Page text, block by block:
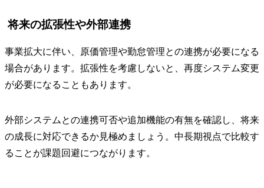
将来の拡張性や外部連携
事業拡大に伴い、原価管理や勤怠管理との連携が必要になる
場合があります。拡張性を考慮しないと、再度システム変更
が必要になることもあります。
外部システムとの連携可否や追加機能の有無を確認し、将来
の成長に対応できるか見極めましょう。中長期視点で比較す
ることが課題回避につながります。